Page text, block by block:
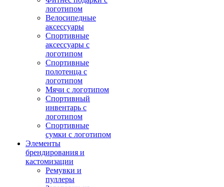
логотипом
Велосипедные
аксессуары
Спортивные
аксессуары с
логотипом
Спортивные
полотенца с
логотипом
Мячи с логотипом
Спортивный
инвентарь с
логотипом
Спортивные
сумки с логотипом
Элементы
брендирования и
кастомизации
Ремувки и
пуллеры